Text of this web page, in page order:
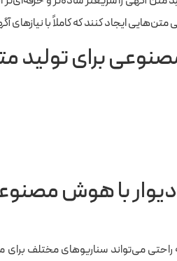
متن‌هایی ایجاد کنند که کاملاً با
برای تولید
دیوار با هوش
می‌تواند سناریوهای مختلف